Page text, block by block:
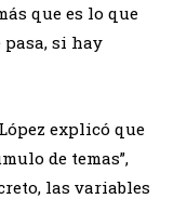
que es lo que
pasa, si hay
explicó que
de temas”,
las variables